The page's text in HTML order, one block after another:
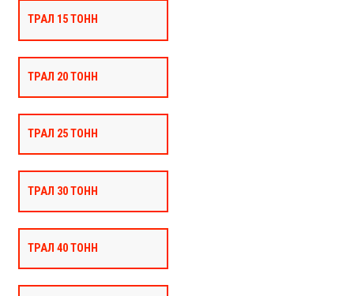
ТРАЛ 15 ТОНН
ТРАЛ 20 ТОНН
ТРАЛ 25 ТОНН
ТРАЛ 30 ТОНН
ТРАЛ 40 ТОНН